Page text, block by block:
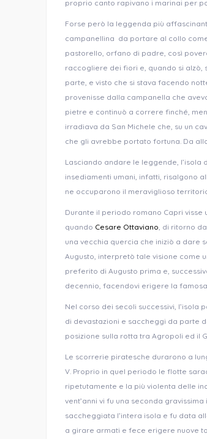
proprio canto rapivano i marinai per
Forse però la leggenda più
campanellina da portare al collo
pastorello, orfano di padre, così
raccogliere dei fiori e, quando si alzò,
parte, e visto che si stava facendo
provenisse dalla campanella che
pietre e continuò a correre finché,
irradiava da San Michele che, su un
che gli avrebbe portato fortuna. Da
Lasciando andare le leggende, l’isola
insediamenti umani, infatti, risalgono
ne occuparono il meraviglioso
Durante il periodo romano Capri visse
quando Cesare Ottaviano, di ritorno
una vecchia quercia che iniziò a dare
Augusto, interpretò tale visione come
preferito di Augusto prima e,
decennio, facendovi erigere la
Nel corso dei secoli successivi,
di devastazioni e saccheggi da parte
posizione sulla rotta tra Agropoli ed il
Le scorrerie piratesche durarono a
V. Proprio in quel periodo le flotte
ripetutamente e la più violenta delle
vent’anni vi fu una seconda
saccheggiata l’intera isola e fu data
a girare armati e fece erigere nuove